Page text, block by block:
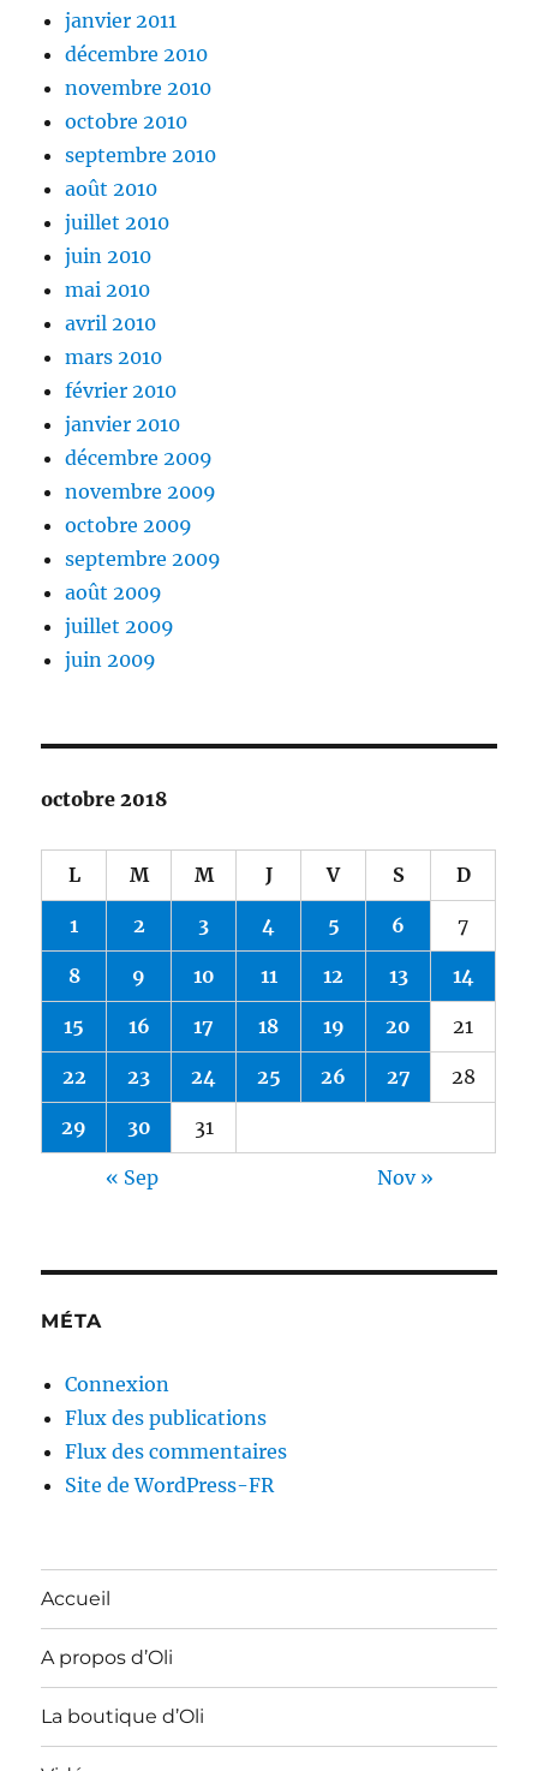
janvier 2011
décembre 2010
novembre 2010
octobre 2010
septembre 2010
août 2010
juillet 2010
juin 2010
mai 2010
avril 2010
mars 2010
février 2010
janvier 2010
décembre 2009
novembre 2009
octobre 2009
septembre 2009
août 2009
juillet 2009
juin 2009
octobre 2018
L M M J V S D
1 2 3 4 5 6 7
8 9 10 11 12 13 14
15 16 17 18 19 20 21
22 23 24 25 26 27 28
29 30 31
« Sep Nov »
MÉTA
Connexion
Flux des publications
Flux des commentaires
Site de WordPress-FR
Accueil
A propos d’Oli
La boutique d’Oli